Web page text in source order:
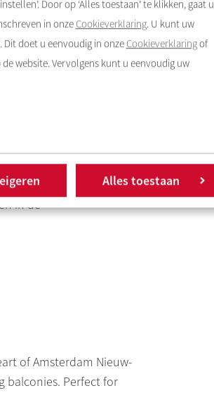
Door op ‘Alles toestaan’ te klikken, gaat u
in onze Cookieverklaring. U kunt uw
doet u eenvoudig in onze Cookieverklaringof
website. Vervolgens kunt u eenvoudig uw
Alles toestaan
18 jaar. De
In de akte
in de
of Amsterdam Nieuw-
balconies. Perfect for